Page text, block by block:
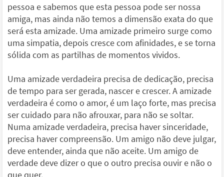
pessoa e sabemos que esta pessoa pode ser nossa
amiga, mas ainda não temos a dimensão exata do que
será esta amizade. Uma amizade primeiro surge como
uma simpatia, depois cresce com afinidades, e se torna
sólida com as partilhas de momentos vividos.
Uma amizade verdadeira precisa de dedicação, precisa
de tempo para ser gerada, nascer e crescer. A amizade
verdadeira é como o amor, é um laço forte, mas precisa
ser cuidado para não afrouxar, para não se soltar.
Numa amizade verdadeira, precisa haver sinceridade,
precisa haver compreensão. Um amigo não deve julgar,
deve entender, ainda que não aceite. Um amigo de
verdade deve dizer o que o outro precisa ouvir e não o